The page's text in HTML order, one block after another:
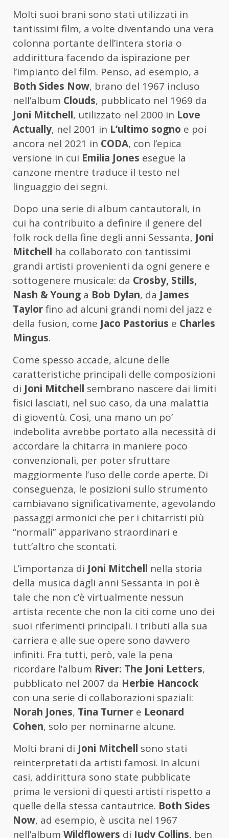
Molti suoi brani sono stati utilizzati in
tantissimi film, a volte diventando una vera
colonna portante dell’intera storia o
addirittura facendo da ispirazione per
l’impianto del film. Penso, ad esempio, a
Both Sides Now, brano del 1967 incluso
nell’album Clouds, pubblicato nel 1969 da
Joni Mitchell, utilizzato nel 2000 in Love
Actually, nel 2001 in L’ultimo sogno e poi
ancora nel 2021 in CODA, con l’epica
versione in cui Emilia Jones esegue la
canzone mentre traduce il testo nel
linguaggio dei segni.
Dopo una serie di album cantautorali, in
cui ha contribuito a definire il genere del
folk rock della fine degli anni Sessanta, Joni
Mitchell ha collaborato con tantissimi
grandi artisti provenienti da ogni genere e
sottogenere musicale: da Crosby, Stills,
Nash & Young a Bob Dylan, da James
Taylorfino ad alcuni grandi nomi del jazz e
della fusion, come Jaco Pastorius e Charles
Mingus.
Come spesso accade, alcune delle
caratteristiche principali delle composizioni
di Joni Mitchell sembrano nascere dai limiti
fisici lasciati, nel suo caso, da una malattia
di gioventù. Così, una mano un po’
indebolita avrebbe portato alla necessità di
accordare la chitarra in maniere poco
convenzionali, per poter sfruttare
maggiormente l’uso delle corde aperte. Di
conseguenza, le posizioni sullo strumento
cambiavano significativamente, agevolando
passaggi armonici che per i chitarristi più
“normali” apparivano straordinari e
tutt’altro che scontati.
L’importanza di Joni Mitchell nella storia
della musica dagli anni Sessanta in poi è
tale che non c’è virtualmente nessun
artista recente che non la citi come uno dei
suoi riferimenti principali. I tributi alla sua
carriera e alle sue opere sono davvero
infiniti. Fra tutti, però, vale la pena
ricordare l’album River: The Joni Letters,
pubblicato nel 2007 da Herbie Hancock
con una serie di collaborazioni spaziali:
Norah Jones, Tina Turner e Leonard
Cohen, solo per nominarne alcune.
Molti brani di Joni Mitchell sono stati
reinterpretati da artisti famosi. In alcuni
casi, addirittura sono state pubblicate
prima le versioni di questi artisti rispetto a
quelle della stessa cantautrice. Both Sides
Now, ad esempio, è uscita nel 1967
nell’album Wildflowers di Judy Collins, ben